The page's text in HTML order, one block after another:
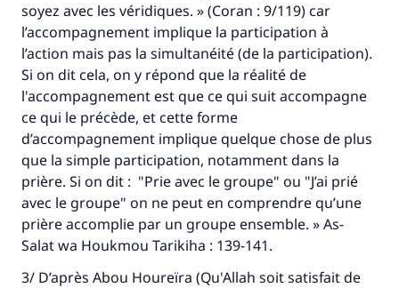
soyez avec les véridiques. » (Coran : 9/119) car
l’accompagnement implique la participation à
l’action mais pas la simultanéité (de la participation).
Si on dit cela, on y répond que la réalité de
l'accompagnement est que ce qui suit accompagne
ce qui le précède, et cette forme
d’accompagnement implique quelque chose de plus
que la simple participation, notamment dans la
prière. Si on dit : "Prie avec le groupe" ou "J’ai prié
avec le groupe" on ne peut en comprendre qu’une
prière accomplie par un groupe ensemble. »As-
Salat wa Houkmou Tarikiha : 139-141.
3/ D’après Abou Houreïra (Qu'Allah soit satisfait de